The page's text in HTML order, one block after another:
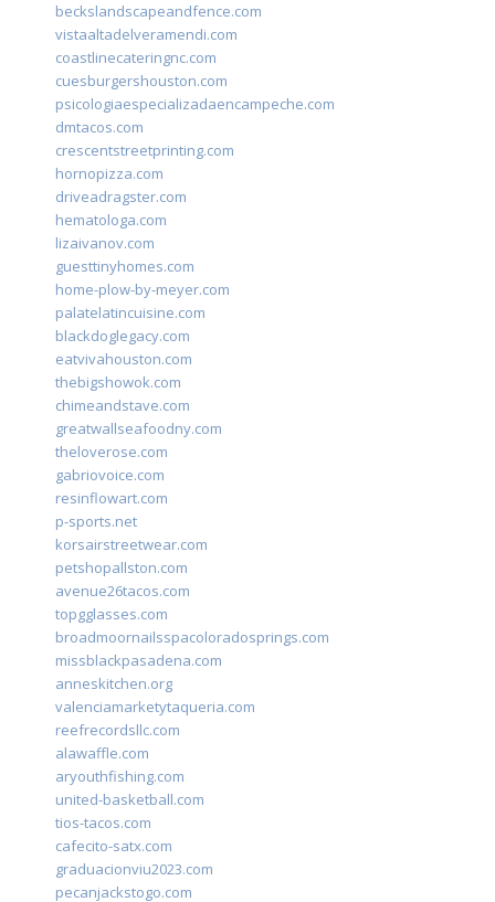
beckslandscapeandfence.com
vistaaltadelveramendi.com
coastlinecateringnc.com
cuesburgershouston.com
psicologiaespecializadaencampeche.com
dmtacos.com
crescentstreetprinting.com
hornopizza.com
driveadragster.com
hematologa.com
lizaivanov.com
guesttinyhomes.com
home-plow-by-meyer.com
palatelatincuisine.com
blackdoglegacy.com
eatvivahouston.com
thebigshowok.com
chimeandstave.com
greatwallseafoodny.com
theloverose.com
gabriovoice.com
resinflowart.com
p-sports.net
korsairstreetwear.com
petshopallston.com
avenue26tacos.com
topgglasses.com
broadmoornailsspacoloradosprings.com
missblackpasadena.com
anneskitchen.org
valenciamarketytaqueria.com
reefrecordsllc.com
alawaffle.com
aryouthfishing.com
united-basketball.com
tios-tacos.com
cafecito-satx.com
graduacionviu2023.com
pecanjackstogo.com